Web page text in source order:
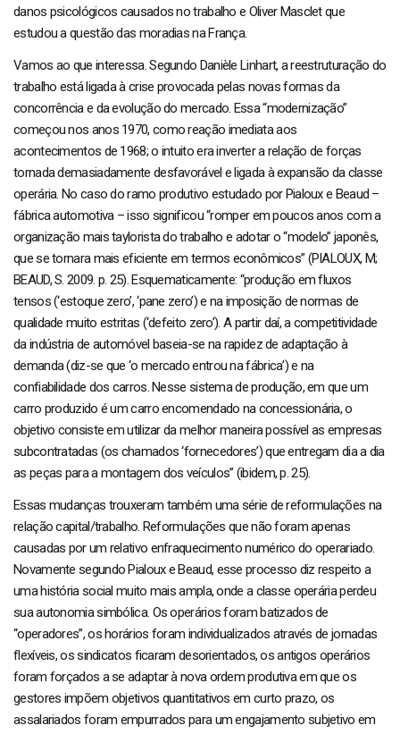
danos psicológicos causados no trabalho e Oliver Masclet que
estudou a questão das moradias na França.
Vamos ao que interessa. Segundo Danièle Linhart, a reestruturação do
trabalho está ligada à crise provocada pelas novas formas da
concorrência e da evolução do mercado. Essa “modernização”
começou nos anos 1970, como reação imediata aos
acontecimentos de 1968; o intuito era inverter a relação de forças
tornada demasiadamente desfavorável e ligada à expansão da classe
operária. No caso do ramo produtivo estudado por Pialoux e Beaud –
fábrica automotiva – isso significou “romper em poucos anos com a
organização mais taylorista do trabalho e adotar o “modelo” japonês,
que se tornara mais eficiente em termos econômicos” (PIALOUX, M;
BEAUD, S. 2009. p. 25). Esquematicamente: “produção em fluxos
tensos (‘estoque zero’, ‘pane zero’) e na imposição de normas de
qualidade muito estritas (‘defeito zero’). A partir daí, a competitividade
da indústria de automóvel baseia-se na rapidez de adaptação à
demanda (diz-se que ‘o mercado entrou na fábrica’) e na
confiabilidade dos carros. Nesse sistema de produção, em que um
carro produzido é um carro encomendado na concessionária, o
objetivo consiste em utilizar da melhor maneira possível as empresas
subcontratadas (os chamados ‘fornecedores’) que entregam dia a dia
as peças para a montagem dos veículos” (ibidem, p. 25).
Essas mudanças trouxeram também uma série de reformulações na
relação capital/trabalho. Reformulações que não foram apenas
causadas por um relativo enfraquecimento numérico do operariado.
Novamente segundo Pialoux e Beaud, esse processo diz respeito a
uma história social muito mais ampla, onde a classe operária perdeu
sua autonomia simbólica. Os operários foram batizados de
“operadores”, os horários foram individualizados através de jornadas
flexíveis, os sindicatos ficaram desorientados, os antigos operários
foram forçados a se adaptar à nova ordem produtiva em que os
gestores impõem objetivos quantitativos em curto prazo, os
assalariados foram empurrados para um engajamento subjetivo em